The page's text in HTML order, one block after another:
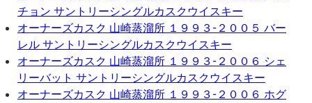
チョン サントリーシングルカスクウイスキー
オーナーズカスク 山崎蒸溜所 １９９３-２００５ バー
レル サントリーシングルカスクウイスキー
オーナーズカスク 山崎蒸溜所 １９９３-２００６ シェ
リーバット サントリーシングルカスクウイスキー
オーナーズカスク 山崎蒸溜所 １９９３-２００６ ホグ